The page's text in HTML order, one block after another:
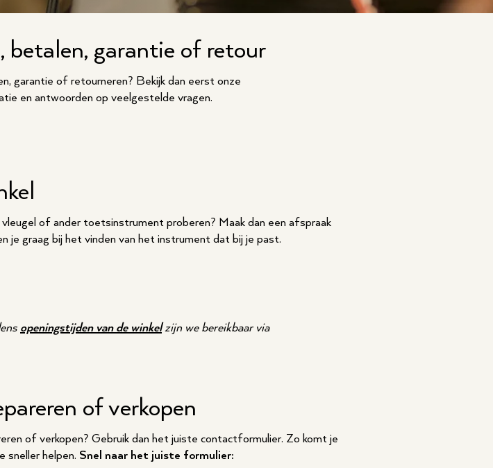
betalen, garantie of retour
garantie of retourneren? Bekijk dan eerst onze
en antwoorden op veelgestelde vragen.
of ander toetsinstrument proberen? Maak dan een afspraak
je graag bij het vinden van het instrument dat bij je past.
openingstijden van de winkelzijn we bereikbaar via
of verkopen
of verkopen? Gebruik dan het juiste contactformulier. Zo komt je
sneller helpen. Snel naar het juiste formulier: